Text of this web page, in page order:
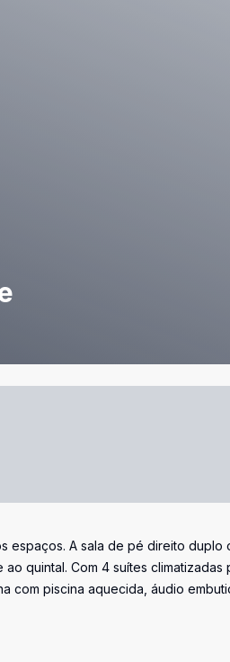
espaços. A sala de pé direito duplo
quintal. Com 4 suítes climatizadas
com piscina aquecida, áudio